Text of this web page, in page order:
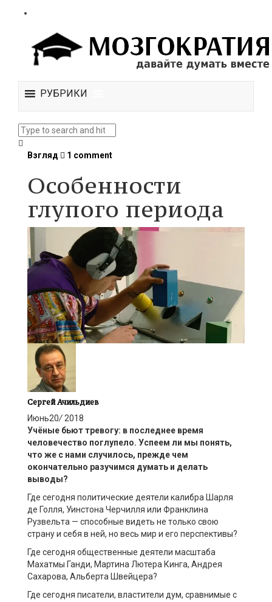
РУБРИКИ
Взгляд 1 comment
Особенности
глупого периода
Сергей Ачильдиев
Июнь20/ 2018
Учёные бьют тревогу: в последнее время
человечество поглупело. Успеем ли мы понять,
что же с нами случилось, прежде чем
окончательно разучимся думать и делать
выводы?
Где сегодня политические деятели калибра Шарля
де Голля, Уинстона Черчилля или Франклина
Рузвельта — способные видеть не только свою
страну и себя в ней, но весь мир и его перспективы?
Где сегодня общественные деятели масштаба
Махатмы Ганди, Мартина Лютера Кинга, Андрея
Сахарова, Альберта Швейцера?
Где сегодня писатели, властители дум, сравнимые с